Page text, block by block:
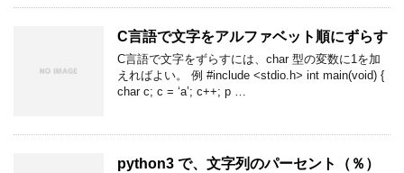
C言語で文字をアルファベット順にずらす
C言語で文字をずらすには、char 型の変数に1を加
えればよい。 例 #include <stdio.h> int main(void) {
char c; c = ‘a’; c++; p …
python3 で、文字列のパーセント（％）